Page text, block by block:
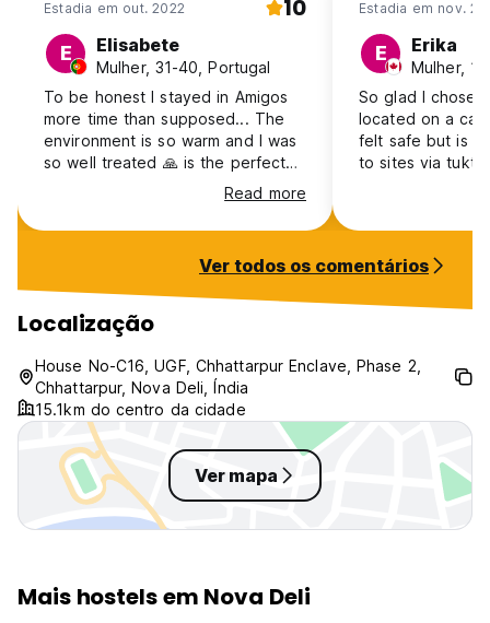
Estadia em out. 2022 10
E Elisabete
Mulher, 31-40, Portugal
To be honest I stayed in Amigos
more time than supposed... The
environment is so warm and I was
so well treated 🙏 is the perfect
place to stay if you visit Delhi. Far
away from the extremely noisy
parts of the city but close from
You are like 2km from the metro
and the metro is pretty chip,
confortable and very intuitive. You
can go everywhere! The staff is
super kind and respectful. They
helped me so so much! I will
always be thankfull. Enjoy you're
stay 🙏
Read more
Estadia em nov.
E Erika
Mulher,
So glad I chose
located on a
felt safe but is
to sites via
around the
options that
attracts is truly
whole place
were comfy,
100%!
Ver todos os comentários
Localização
House No-C16, UGF, Chhattarpur Enclave, Phase 2,
Chhattarpur, Nova Deli, Índia
15.1km do centro da cidade
Ver mapa
Mais hostels em Nova Deli